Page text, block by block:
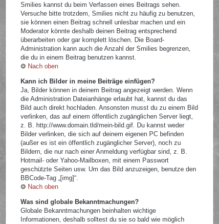
Smilies kannst du beim Verfassen eines Beitrags sehen.
Versuche bitte trotzdem, Smilies nicht zu häufig zu benutzen,
sie können einen Beitrag schnell unlesbar machen und ein
Moderator könnte deshalb deinen Beitrag entsprechend
überarbeiten oder gar komplett löschen. Die Board-
Administration kann auch die Anzahl der Smilies begrenzen,
die du in einem Beitrag benutzen kannst.
Nach oben
Kann ich Bilder in meine Beiträge einfügen?
Ja, Bilder können in deinem Beitrag angezeigt werden. Wenn
die Administration Dateianhänge erlaubt hat, kannst du das
Bild auch direkt hochladen. Ansonsten musst du zu einem Bild
verlinken, das auf einem öffentlich zugänglichen Server liegt,
z. B. http://www.domain.tld/mein-bild.gif. Du kannst weder
Bilder verlinken, die sich auf deinem eigenen PC befinden
(außer es ist ein öffentlich zugänglicher Server), noch zu
Bildern, die nur nach einer Anmeldung verfügbar sind, z. B.
Hotmail- oder Yahoo-Mailboxen, mit einem Passwort
geschützte Seiten usw. Um das Bild anzuzeigen, benutze den
BBCode-Tag „[img]“.
Nach oben
Was sind globale Bekanntmachungen?
Globale Bekanntmachungen beinhalten wichtige
Informationen, deshalb solltest du sie so bald wie möglich